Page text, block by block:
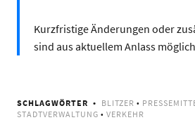
Kurzfristige Änderungen oder
sind aus aktuellem Anlass
SCHLAGWÖRTER BLITZER •
STADTVERWALTUNG • VERKEHR